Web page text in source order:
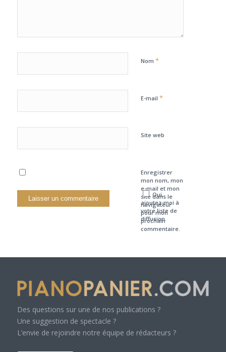
Nom *
E-mail *
Site web
Enregistrer
mon nom, mon
e-mail et mon
site dans le
navigateur
pour mon
prochain
commentaire.
Oui,
ajoutez-moi à
votre liste de
diffusion.
Des questions sur une de nos publications ?
Une suggestion de spectacle ?
L’envie de rejoindre notre équipe de rédacteurs ?